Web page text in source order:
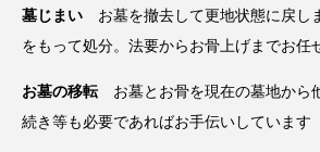
墓じまい お墓を撤去して更地状態に戻し
をもって処分。法要からお骨上げまでお任
お墓の移転お墓とお骨を現在の墓地から
続き等も必要であればお手伝いしています